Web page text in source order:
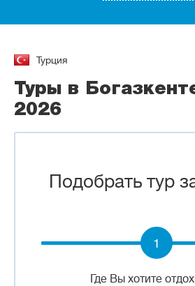
Турция
Туры в
2026
Подобрать тур
Где Вы хотите
1